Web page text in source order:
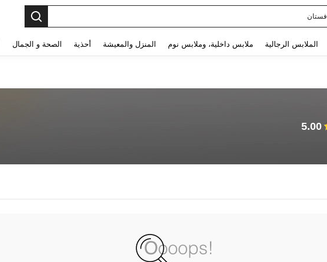
فستان
الملابس الرجالية ملابس داخلية، وملابس نوم المنزل والمعيشة أحذية الصحة و الجمال
5.00